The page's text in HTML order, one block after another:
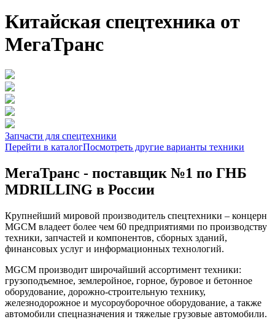
Китайская спецтехника от
МегаТранс
Запчасти для спецтехники
Перейти в каталогПосмотреть другие варианты техники
МегаТранс - поставщик №1 по ГНБ
MDRILLING в России
Крупнейший мировой производитель спецтехники – концерн
MGCM владеет более чем 60 предприятиями по производству
техники, запчастей и компонентов, сборных зданий,
финансовых услуг и информационных технологий.
MGCM производит широчайший ассортимент техники:
грузоподъемное, землеройное, горное, буровое и бетонное
оборудование, дорожно-строительную технику,
железнодорожное и мусороуборочное оборудование, а также
автомобили спецназначения и тяжелые грузовые автомобили.